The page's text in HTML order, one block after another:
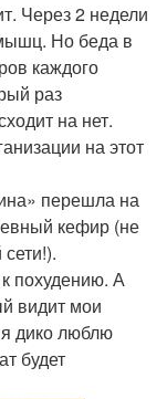
Через 2 недели
Но беда в
каждого
раз
на нет.
на этот
перешла на
кефир (не
похудению. А
видит мои
я дико люблю
будет